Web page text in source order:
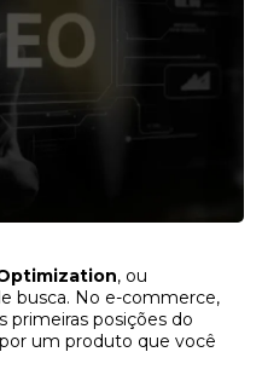
, ou
busca. No e-commerce,
primeiras posições do
um produto que você